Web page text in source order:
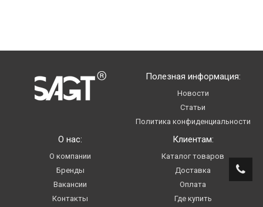
О нас:
О компании
Бренды
Вакансии
Контакты
Клиентам:
Каталог товаров
Доставка
Оплата
Где купить
Полезная информация:
Новости
Статьи
Политика конфиденциальности